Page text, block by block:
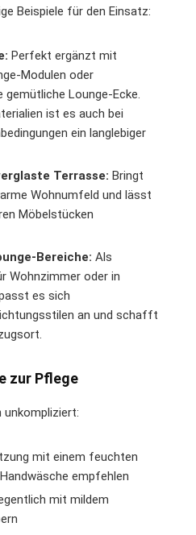
Beispiele für den Einsatz:
Perfekt ergänzt mit
Modulen oder
Lounge-Ecke.
ist es auch bei
ein langlebiger
Terrasse: Bringt
Wohnumfeld und lässt
Möbelstücken
Bereiche: Als
Wohnzimmer oder in
es sich
an und schafft
zur Pflege
mit einem feuchten
empfehlen
mit mildem